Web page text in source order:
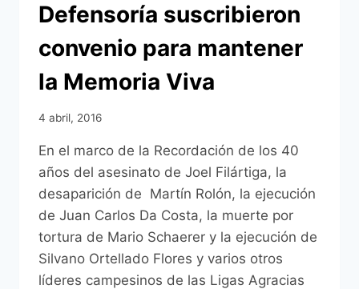
Defensoría suscribieron
convenio para mantener
la Memoria Viva
4 abril, 2016
En el marco de la Recordación de los 40
años del asesinato de Joel Filártiga, la
desaparición de Martín Rolón, la ejecución
de Juan Carlos Da Costa, la muerte por
tortura de Mario Schaerer y la ejecución de
Silvano Ortellado Flores y varios otros
líderes campesinos de las Ligas Agracias